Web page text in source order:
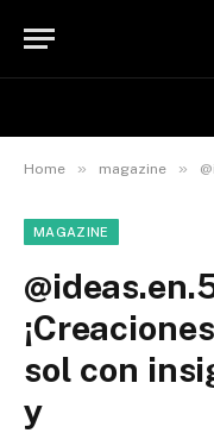
Home » magazine »
MAGAZINE
sol con
y